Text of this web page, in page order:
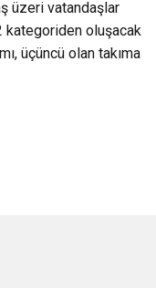
üzeri vatandaşlar
kategoriden oluşacak
üçüncü olan takıma